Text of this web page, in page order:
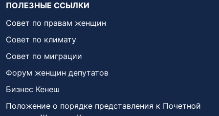
ПОЛЕЗНЫЕ ССЫЛКИ
Совет по правам женщин
Совет по климату
Совет по миграции
Форум женщин депутатов
Бизнес Кенеш
Положение о порядке представления к Почетной